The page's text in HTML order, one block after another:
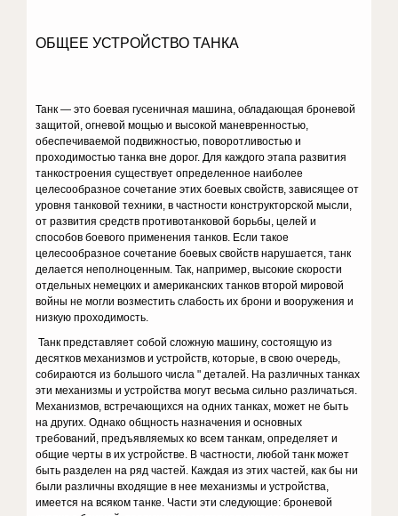
ОБЩЕЕ УСТРОЙСТВО ТАНКА
Танк — это боевая гусеничная машина, обладающая броневой
защитой, огневой мощью и высокой маневренностью,
обеспечиваемой подвиж­ностью, поворотливостью и
проходимостью танка вне дорог. Для каждого этапа развития
танкостроения существует определенное наи­более
целесообразное сочетание этих боевых свойств, зависящее от
уровня танковой техники, в частности конструкторской мысли,
от разви­тия средств противотанковой борьбы, целей и
способов боевого примене­ния танков. Если такое
целесообразное сочетание боевых свойств нару­шается, танк
делается неполноценным. Так, например, высокие скорости
отдельных немецких и американских танков второй мировой
войны не могли возместить слабость их брони и вооружения и
низкую прохо­димость.
Танк представляет собой сложную машину, состоящую из
десятков механизмов и устройств, которые, в свою очередь,
собираются из большого числа " деталей. На различных танках
эти механизмы и устройства могут весьма сильно различаться.
Механизмов, встречаю­щихся на одних танках, может не быть
на других. Однако общность на­значения и основных
требований, предъявляемых ко всем танкам, опре­деляет и
общие черты в их устройстве. В частности, любой танк может
быть разделен на ряд частей. Каждая из этих частей, как бы ни
были раз­личны входящие в нее механизмы и устройства,
имеется на всяком танке. Части эти следующие: броневой